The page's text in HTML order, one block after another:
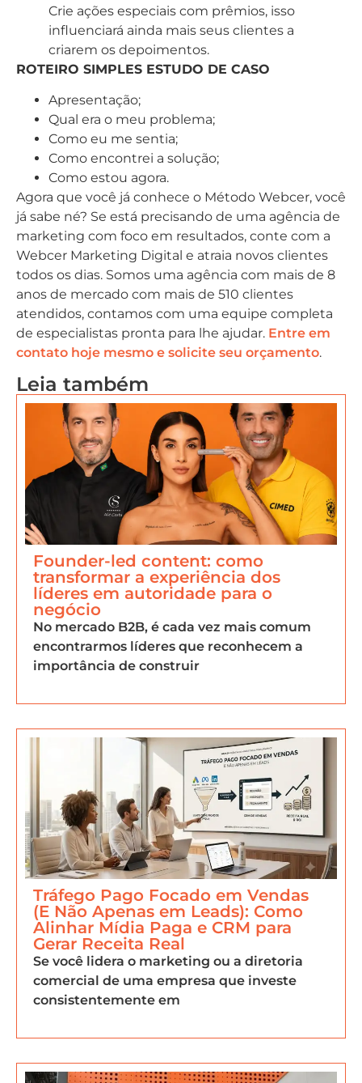
Crie ações especiais com prêmios, isso
influenciará ainda mais seus clientes a
criarem os depoimentos.
ROTEIRO SIMPLES ESTUDO DE CASO
Apresentação;
Qual era o meu problema;
Como eu me sentia;
Como encontrei a solução;
Como estou agora.
Agora que você já conhece o Método Webcer, você
já sabe né? Se está precisando de uma agência de
marketing com foco em resultados, conte com a
Webcer Marketing Digital e atraia novos clientes
todos os dias. Somos uma agência com mais de 8
anos de mercado com mais de 510 clientes
atendidos, contamos com uma equipe completa
de especialistas pronta para lhe ajudar. Entre em
contato hoje mesmo e solicite seu orçamento.
Leia também
Founder-led content: como
transformar a experiência dos
líderes em autoridade para o
negócio
No mercado B2B, é cada vez mais comum
encontrarmos líderes que reconhecem a
importância de construir
Tráfego Pago Focado em Vendas
(E Não Apenas em Leads): Como
Alinhar Mídia Paga e CRM para
Gerar Receita Real
Se você lidera o marketing ou a diretoria
comercial de uma empresa que investe
consistentemente em